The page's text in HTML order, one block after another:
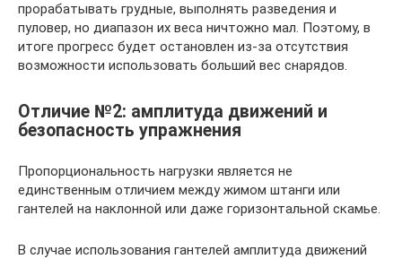
прорабатывать грудные, выполнять разведения и
пуловер, но диапазон их веса ничтожно мал. Поэтому, в
итоге прогресс будет остановлен из-за отсутствия
возможности использовать больший вес снарядов.
Отличие №2: амплитуда движений и
безопасность упражнения
Пропорциональность нагрузки является не
единственным отличием между жимом штанги или
гантелей на наклонной или даже горизонтальной скамье.
В случае использования гантелей амплитуда движений